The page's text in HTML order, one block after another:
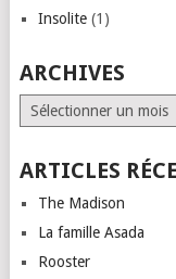
Insolite(1)
ARCHIVES
Archives
ARTICLES
The Madison
La famille Asada
Rooster